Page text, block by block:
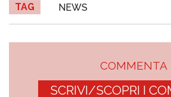
TAG NEWS
COMMENTA
SCRIVI/SCOPRI I